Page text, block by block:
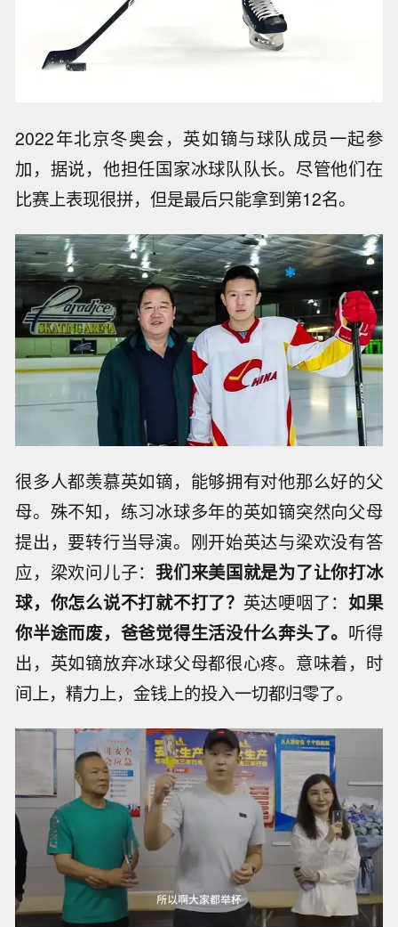
2022年北京冬奥会，英如镝与球队成员一起参
加，据说，他担任国家冰球队队长。尽管他们在
比赛上表现很拼，但是最后只能拿到第12名。
很多人都羡慕英如镝，能够拥有对他那么好的父
母。殊不知，练习冰球多年的英如镝突然向父母
提出，要转行当导演。刚开始英达与梁欢没有答
应，梁欢问儿子：我们来美国就是为了让你打冰
球，你怎么说不打就不打了？ 英达哽咽了：如果
你半途而废，爸爸觉得生活没什么奔头了。 听得
出，英如镝放弃冰球父母都很心疼。意味着，时
间上，精力上，金钱上的投入一切都归零了。